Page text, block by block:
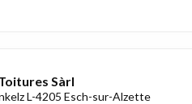
Sàrl
L-4205 Esch-sur-Alzette